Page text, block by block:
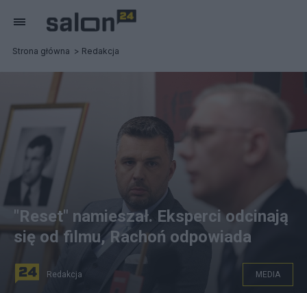
Strona główna Redakcja
"Reset" namieszał. Eksperci odcinają
się od filmu, Rachoń odpowiada
Redakcja MEDIA